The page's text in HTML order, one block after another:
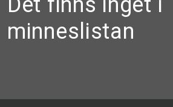
minneslistan